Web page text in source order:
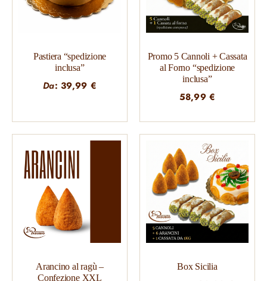
Pastiera “spedizione
inclusa”
Da:39,99 €
Promo 5 Cannoli + Cassata
al Forno “spedizione
inclusa”
58,99€
Arancino al ragù –
Confezione XXL
Box Sicilia